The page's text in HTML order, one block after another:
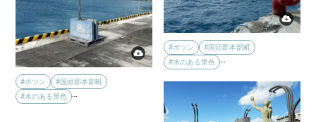
#ポツン
#国頭郡本部町
#水のある景色 …
#ポツン
#国頭郡本部町
#水のある景色